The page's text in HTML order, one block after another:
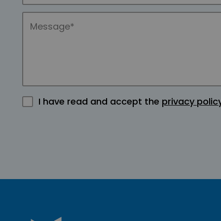
I have read and accept the privacy